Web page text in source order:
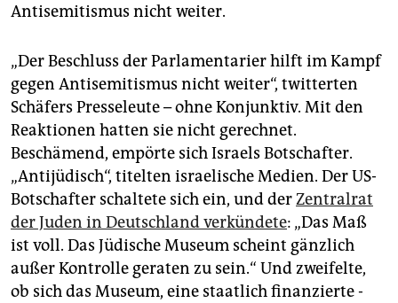
Antisemitismus nicht weiter.
„Der Beschluss der Parlamentarier hilft im Kampf
gegen Antisemitismus nicht weiter“, twitterten
Schäfers Presseleute – ohne Konjunktiv. Mit den
Reaktionen hatten sie nicht gerechnet.
Beschämend, empörte sich Israels Botschafter.
„Antijüdisch“, titelten israelische Medien. Der US-
Botschafter schaltete sich ein, und derZentralrat
der ­Juden in Deutschland verkündete: „Das Maß
ist voll. Das Jüdische Museum scheint gänzlich
außer Kontrolle geraten zu sein.“ Und zweifelte,
ob sich das Museum, eine staatlich finanzierte ­